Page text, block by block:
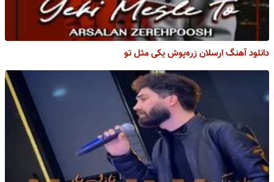
دانلود آهنگ ارسلان زره‌پوش یکی مثل تو